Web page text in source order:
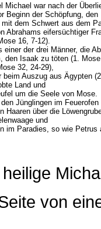
Michael war nach der
Beginn der Schöpfung, den
dem Schwert aus dem
Abrahams eifersüchtiger
16, 7-12).
einer der drei Männer, die
den Isaak zu töten (1.
32, 24-29),
beim Auszug aus Ägypten
Land und
um die Seele von Mose.
Jünglingen im
Haaren über die
und
im Paradies, so wie Petrus
von